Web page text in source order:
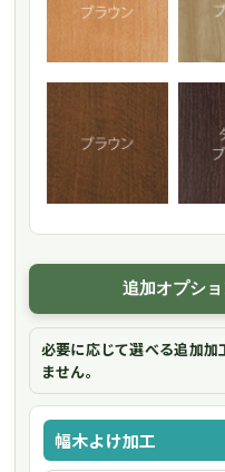
追加オプショ
必要に応じて選べる追加加
ません。
幅木よけ加工